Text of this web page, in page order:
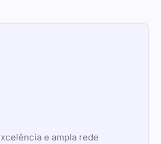
e ampla rede